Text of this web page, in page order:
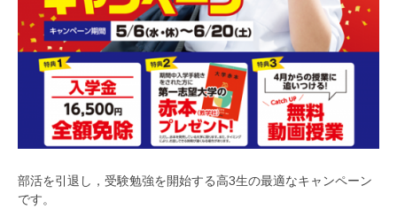
部活を引退し，受験勉強を開始する高3生の最適なキャンペーン
です。